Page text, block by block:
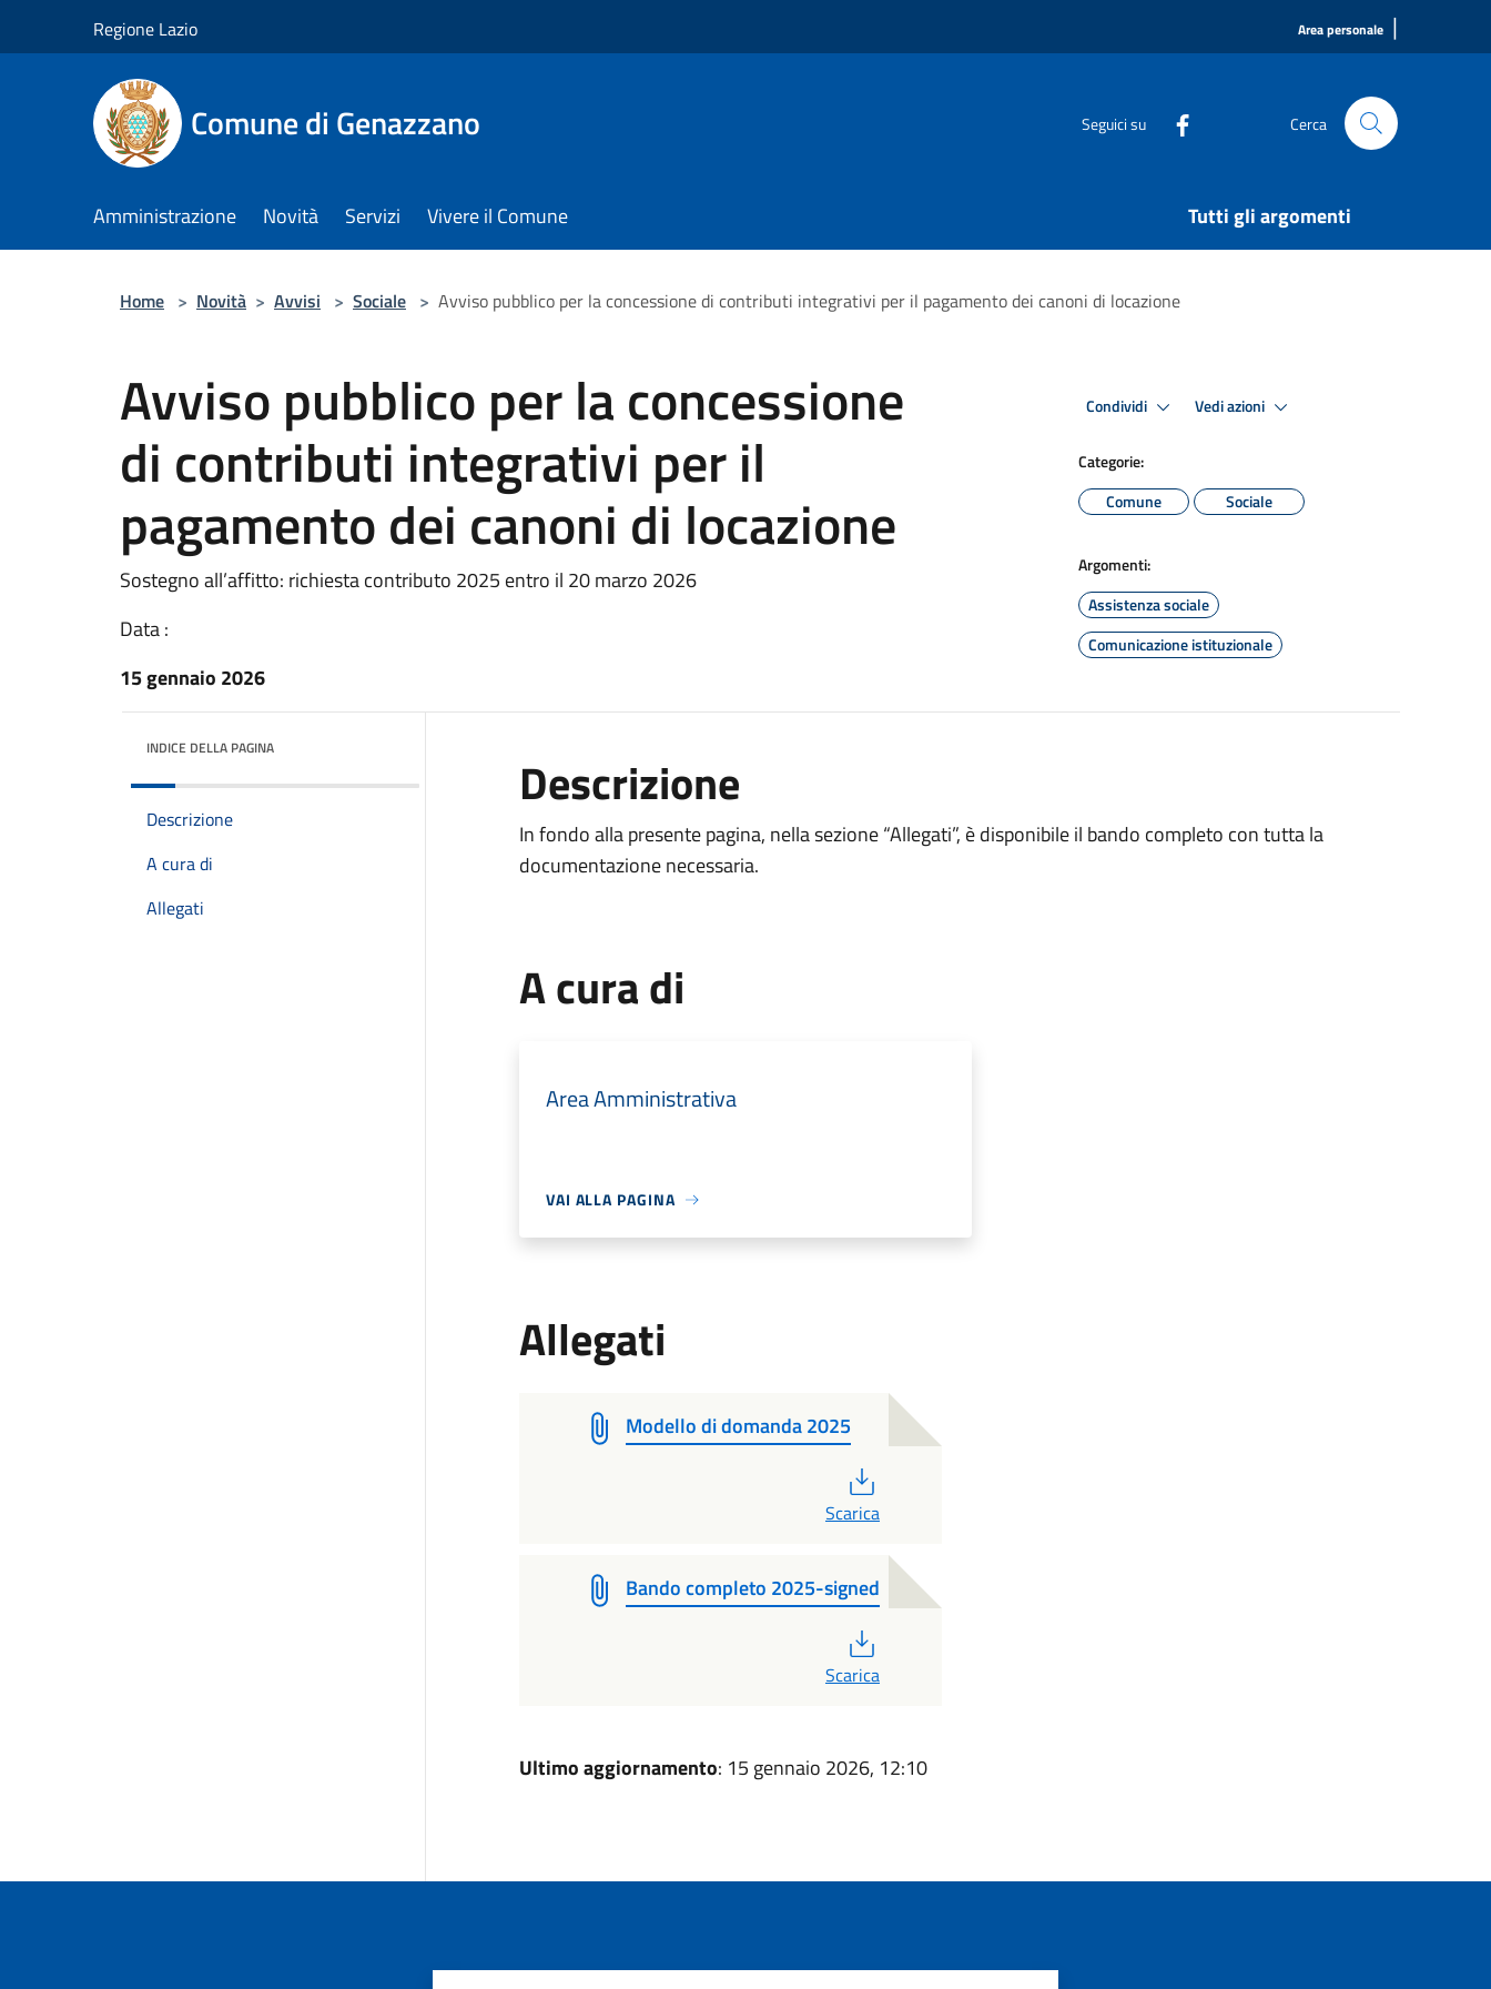
Regione Lazio Area personale |
Comune di Genazzano Seguici su Cerca
Amministrazione Novità Servizi Vivere il Comune Tutti gli argomenti
Home > Novità > Avvisi > Sociale > Avviso pubblico per la concessione di contributi integrativi per il pagamento dei canoni di locazione
Avviso pubblico per la concessione
di contributi integrativi per il
pagamento dei canoni di locazione
Sostegno all’affitto: richiesta contributo 2025 entro il 20 marzo 2026
Data :
15 gennaio 2026
Condividi Vedi azioni
Categorie:
Comune
Sociale
Argomenti:
Assistenza sociale
Comunicazione istituzionale
INDICE DELLA PAGINA
Descrizione
A cura di
Allegati
Descrizione
In fondo alla presente pagina, nella sezione “Allegati”, è disponibile il bando completo con tutta la
documentazione necessaria.
A cura di
Area Amministrativa
VAI ALLA PAGINA
Allegati
Modello di domanda 2025
Scarica
Bando completo 2025-signed
Scarica
Ultimo aggiornamento: 15 gennaio 2026, 12:10